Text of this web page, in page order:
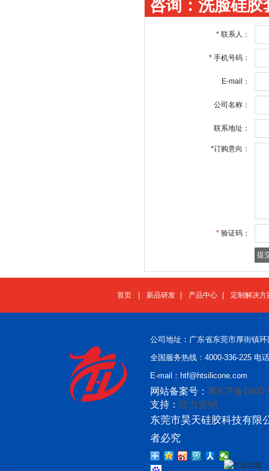
咨询：洗脸硅胶
* 联系人：
* 手机号码：
E-mail：
公司名称：
联系地址：
*订购意向：
* 验证码：
首页 新品研发 产品中心 定制解决方
公司地址：广东省东莞市厚街镇
全国服务热线：4000-336-225 电
E-mail：htf@htsilicone.com
网站备案号： 粤ICP备
支持： 给力营销
东莞市昊天硅胶科技有限
者必究
在线客服